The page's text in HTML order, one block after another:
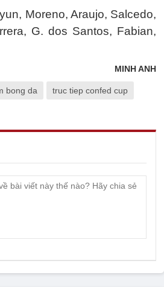
Moreno, Araujo, Salcedo,
G. dos Santos, Fabian,
MINH ANH
bong da truc tiep confed cup